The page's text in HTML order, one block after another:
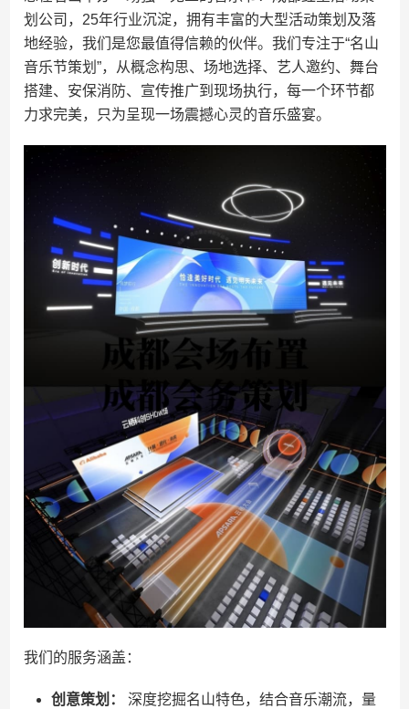
划公司，25年行业沉淀，拥有丰富的大型活动策划及落
地经验，我们是您最值得信赖的伙伴。我们专注于“名山
音乐节策划”，从概念构思、场地选择、艺人邀约、舞台
搭建、安保消防、宣传推广到现场执行，每一个环节都
力求完美，只为呈现一场震撼心灵的音乐盛宴。
我们的服务涵盖：
创意策划：
深度挖掘名山特色，结合音乐潮流，量